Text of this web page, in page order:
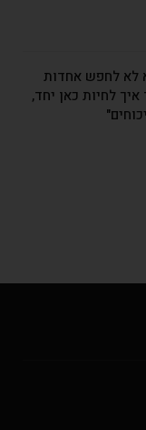
לא לחפש אחדות
לחיות כאן יחד,